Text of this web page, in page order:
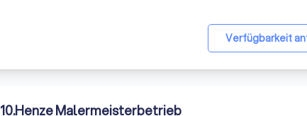
Verfügbarkeit
10.Henze Malermeisterbetrieb